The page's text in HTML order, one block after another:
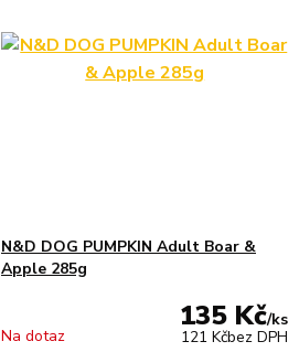
N&D DOG PUMPKIN Adult Boar &
Apple 285g
135 Kč/ks
121 Kčbez DPH
Na dotaz